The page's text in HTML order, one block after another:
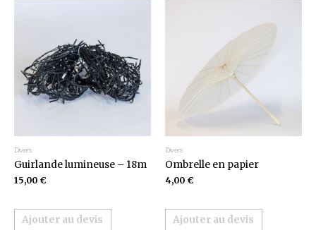
Divers
Guirlande lumineuse – 18m
15,00 €
Ajouter au devis
Divers
Ombrelle en papier
4,00 €
Ajouter au devis